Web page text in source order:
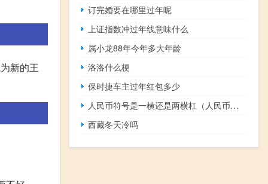
新的王
订完婚要在哪里过年呢
上证指数冲过年线意味什么
属小龙88年今年多大年龄
洛洛什么梗
保时捷车主过年红包多少
人民币符号是一横还是两横杠（人民币符号是一横还是两横）
西藏冬天冷吗